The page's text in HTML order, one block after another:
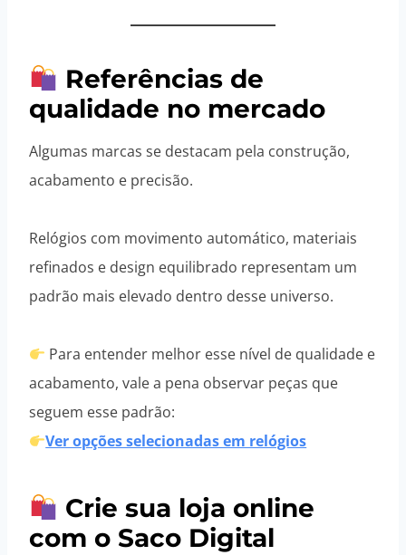
Referências de
qualidade no mercado
Algumas marcas se destacam pela construção,
acabamento e precisão.
Relógios com movimento automático, materiais
refinados e design equilibrado representam um
padrão mais elevado dentro desse universo.
Para entender melhor esse nível de qualidade e
acabamento, vale a pena observar peças que
seguem esse padrão:
Ver opções selecionadas em relógios
Crie sua loja online
com o Saco Digital